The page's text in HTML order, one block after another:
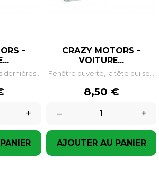
-
+
CRAZY MOTORS -
VOITURE...
Fenêtre ouverte, la tête qui se...
Prix
8,50 €
–
+
AJOUTER AU PANIER